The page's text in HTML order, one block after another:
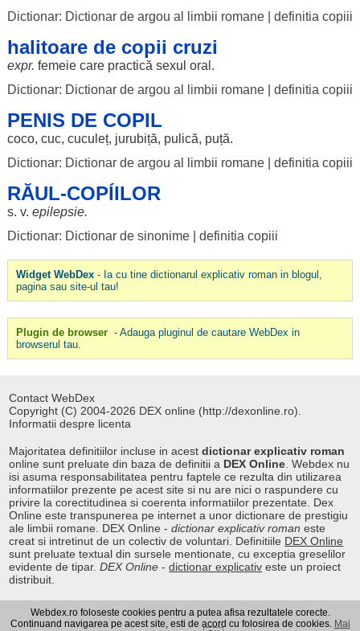
Dictionar: Dictionar de argou al limbii romane| definitia copiii
halitoare de copii cruzi
expr. femeiecare practică sexul oral .
Dictionar: Dictionar de argou al limbii romane| definitia copiii
PENIS DE COPIL
coco, cuc, cuculeț, jurubiță, pulică, puță.
Dictionar: Dictionar de argou al limbii romane| definitia copiii
RĂUL-COPÍILOR
s. v. epilepsie.
Dictionar: Dictionar de sinonime| definitia copiii
Widget WebDex- Ia cu tine dictionarul explicativ roman in blogul,
pagina sau site-ul tau!
Plugin de browser - Adauga pluginul de cautare WebDex in
browserul tau.
Contact WebDex
Copyright (C) 2004-2026 DEX online (http://dexonline.ro).
Informatii despre licenta
Majoritatea definitiilor incluse in acestdictionar explicativ roman
online sunt preluate din baza de definitii a DEX Online . Webdex nu
isi asuma responsabilitatea pentru faptele ce rezulta din utilizarea
informatiilor prezente pe acest site si nu are nici o raspundere cu
privire la corectitudinea si coerenta informatiilor prezentate. Dex
Online este transpunerea pe internet a unor dictionare de prestigiu
ale limbii romane. DEX Online -dictionar explicativ roman este
creat si intretinut de un colectiv de voluntari. Definitiile DEX Online
sunt preluate textual din sursele mentionate, cu exceptia greselilor
evidente de tipar.DEX Online -dictionar explicativ este un proiect
distribuit.
Curs valutar|Kurs walut|Pret fier vechi
Webdex.ro foloseste cookies pentru a putea afisa rezultatele corecte.
Continuand navigarea pe acest site, esti de acord cu folosirea de cookies. Mai